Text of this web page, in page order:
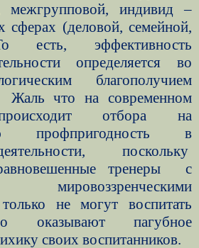
межгрупповой, индивид –
сферах (деловой, семейной,
есть, эффективность
определяется во
благополучием
Жаль что на современном
отбора на
профпригодность в
поскольку
тренеры
с
мировоззренческими
не могут воспитать
оказывают пагубное
своих воспитанников.